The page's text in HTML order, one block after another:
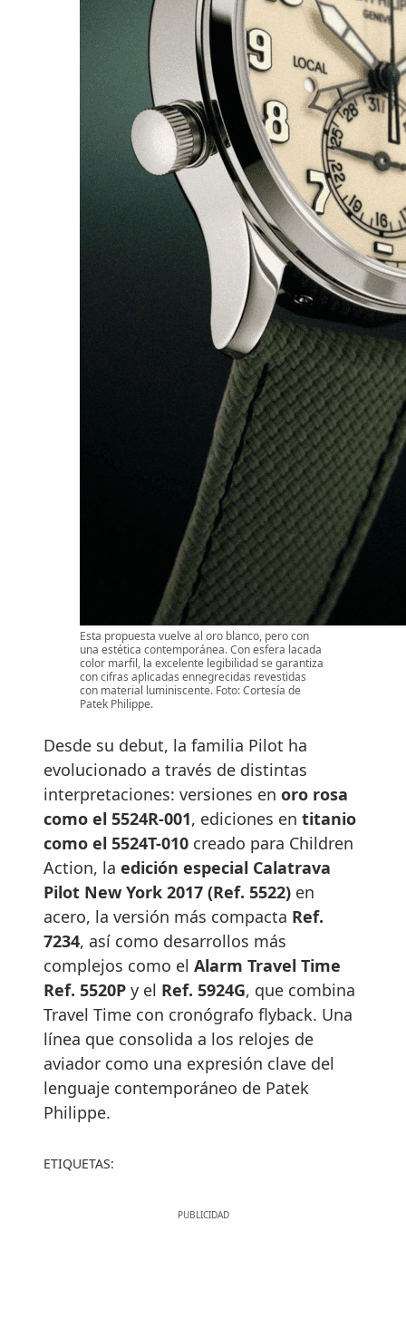
Esta propuesta vuelve al oro blanco, pero con
una estética contemporánea. Con esfera lacada
color marfil, la excelente legibilidad se garantiza
con cifras aplicadas ennegrecidas revestidas
con material luminiscente. Foto: Cortesía de
Patek Philippe.
Desde su debut, la familia Pilot ha
evolucionado a través de distintas
interpretaciones: versiones en oro rosa
como el 5524R-001, ediciones en titanio
como el 5524T-010 creado para Children
Action, la edición especial Calatrava
Pilot New York 2017 (Ref. 5522) en
acero, la versión más compacta Ref.
7234, así como desarrollos más
complejos como el Alarm Travel Time
Ref. 5520P y el Ref. 5924G, que combina
Travel Time con cronógrafo flyback. Una
línea que consolida a los relojes de
aviador como una expresión clave del
lenguaje contemporáneo de Patek
Philippe.
ETIQUETAS: